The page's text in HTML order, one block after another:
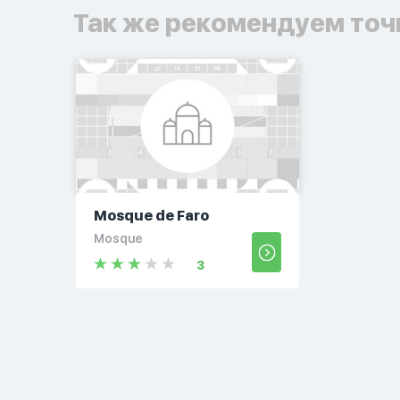
Так же рекомендуем
Mosque de Faro
Mosque
3